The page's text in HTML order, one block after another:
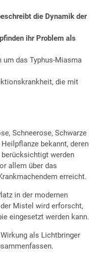
die Dynamik der
ihr Problem als
um das Typhus-Miasma
die mit
Schneerose, Schwarze
bekannt, deren
werden
allem über das
erreicht.
in der modernen
Mistel wird erforscht,
eingesetzt werden kann.
als Lichtbringer